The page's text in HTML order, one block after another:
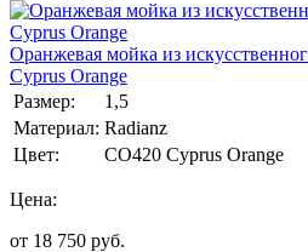
Оранжевая мойка из
Cyprus Orange
Размер:
1,5
Материал: Radianz
Цвет:
CO420 Cyprus Orange
Цена:
от 18 750 руб.